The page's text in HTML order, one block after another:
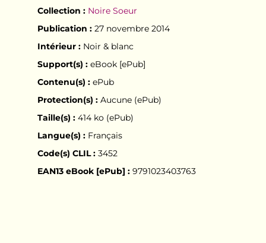
Collection : Noire Soeur
Publication :27 novembre 2014
Intérieur :Noir & blanc
Support(s) :eBook [ePub]
Contenu(s) :ePub
Protection(s) :Aucune (ePub)
Taille(s) :414 ko (ePub)
Langue(s) :Français
Code(s) CLIL :3452
EAN13 eBook [ePub] :9791023403763